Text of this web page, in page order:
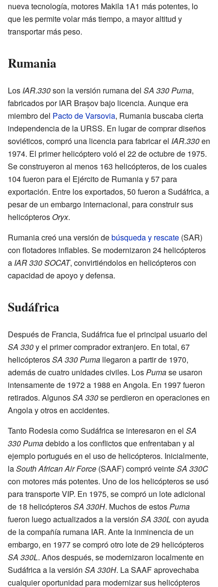
nueva tecnología, motores Makila 1A1 más potentes, lo
que les permite volar más tiempo, a mayor altitud y
transportar más peso.
Rumania
Los IAR.330son la versión rumana del SA 330 Puma,
fabricados por IAR Brașov bajo licencia. Aunque era
miembro del Pacto de Varsovia, Rumania buscaba cierta
independencia de la URSS. En lugar de comprar diseños
soviéticos, compró una licencia para fabricar el IAR.330en
1974. El primer helicóptero voló el 22 de octubre de 1975.
Se construyeron al menos 163 helicópteros, de los cuales
104 fueron para el Ejército de Rumania y 57 para
exportación. Entre los exportados, 50 fueron a Sudáfrica, a
pesar de un embargo internacional, para construir sus
helicópteros Oryx.
Rumania creó una versión debúsqueda y rescate (SAR)
con flotadores inflables. Se modernizaron 24 helicópteros
a IAR 330 SOCAT, convirtiéndolos en helicópteros con
capacidad de apoyo y defensa.
Sudáfrica
Después de Francia, Sudáfrica fue el principal usuario del
SA 330y el primer comprador extranjero. En total, 67
helicópterosSA 330 Puma llegaron a partir de 1970,
además de cuatro unidades civiles. LosPumase usaron
intensamente de 1972 a 1988 en Angola. En 1997 fueron
retirados. AlgunosSA 330se perdieron en operaciones en
Angola y otros en accidentes.
Tanto Rodesia como Sudáfrica se interesaron en el SA
330 Pumadebido a los conflictos que enfrentaban y al
ejemplo portugués en el uso de helicópteros. Inicialmente,
laSouth African Air Force (SAAF) compró veinteSA 330C
con motores más potentes. Uno de los helicópteros se usó
para transporte VIP. En 1975, se compró un lote adicional
de 18 helicópterosSA 330H. Muchos de estosPuma
fueron luego actualizados a la versión SA 330L con ayuda
de la compañía rumana IAR. Ante la inminencia de un
embargo, en 1977 se compró otro lote de 29 helicópteros
SA 330L. Años después, se modernizaron localmente en
Sudáfrica a la versión SA 330H. La SAAF aprovechaba
cualquier oportunidad para modernizar sus helicópteros